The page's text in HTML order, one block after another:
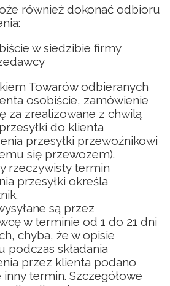
również dokonać odbioru
w siedzibie firmy
Towarów odbieranych
osobiście, zamówienie
za zrealizowane z chwilą
do klienta
przesyłki przewoźnikowi
się przewozem).
rzeczywisty termin
przesyłki określa
są przez
w terminie od 1 do 21 dni
chyba, że w opisie
podczas składania
przez klienta podano
inny termin. Szczegółowe